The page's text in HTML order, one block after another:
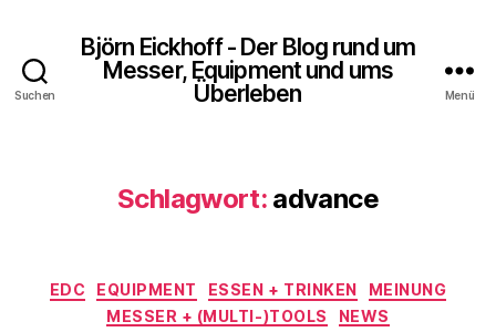
Suchen
Björn Eickhoff - Der Blog rund um
Messer, Equipment und ums
Überleben
Menü
Schlagwort: advance
Kategorien
EDC EQUIPMENT ESSEN + TRINKEN
MEINUNG
MESSER + (MULTI-)TOOLS
NEWS